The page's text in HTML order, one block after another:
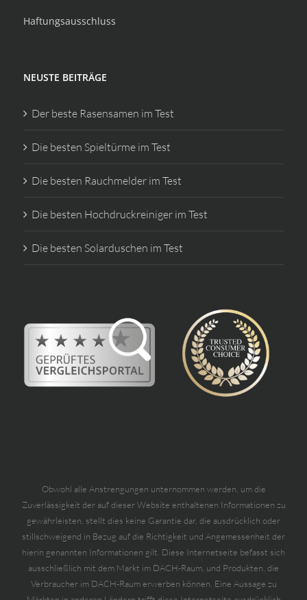
Haftungsausschluss
NEUSTE BEITRÄGE
Der beste Rasensamen im Test
Die besten Spieltürme im Test
Die besten Rauchmelder im Test
Die besten Hochdruckreiniger im Test
Die besten Solarduschen im Test
Obwohl alle Anstrengungen unternommen werden, um die
Zuverlässigkeit der auf dieser Website enthaltenen Informationen zu
gewährleisten, stellt dies keine Garantie dar, die ausdrücklich oder
stillschweigend in Bezug auf die Richtigkeit und Angemessenheit der
hierin genannten Informationen gilt. Diese Internetseite befasst sich
ausschließlich mit dem Markt im DACH-Raum, und Produkten, die
Verbraucher im DACH-Raum erwerben können. Eine Aussage zu